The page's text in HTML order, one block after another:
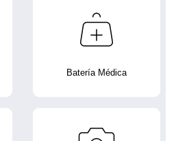
Batería Médica